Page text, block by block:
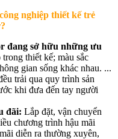
nghiệp thiết kế trẻ
đang sở hữu những ưu
thiết kế; màu sắc
gian sống khác nhau. ...
trải qua quy trình sản
khi đưa đến tay người
đãi: Lắp đặt, vận chuyển
chương trình hậu mãi
diễn ra thường xuyên,